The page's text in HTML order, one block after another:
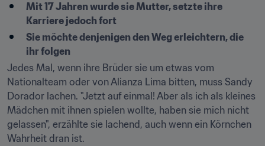
Mit 17 Jahren wurde sie Mutter, setzte ihre
Karriere jedoch fort
Sie möchte denjenigen den Weg erleichtern, die
ihr folgen
Jedes Mal, wenn ihre Brüder sie um etwas vom
Nationalteam oder von Alianza Lima bitten, muss Sandy
Dorador lachen. "Jetzt auf einmal! Aber als ich als kleines
Mädchen mit ihnen spielen wollte, haben sie mich nicht
gelassen", erzählte sie lachend, auch wenn ein Körnchen
Wahrheit dran ist.